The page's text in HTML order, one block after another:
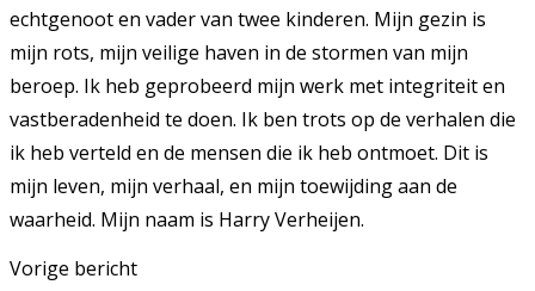
echtgenoot en vader van twee kinderen. Mijn gezin is
mijn rots, mijn veilige haven in de stormen van mijn
beroep. Ik heb geprobeerd mijn werk met integriteit en
vastberadenheid te doen. Ik ben trots op de verhalen die
ik heb verteld en de mensen die ik heb ontmoet. Dit is
mijn leven, mijn verhaal, en mijn toewijding aan de
waarheid. Mijn naam is Harry Verheijen.
Vorige bericht